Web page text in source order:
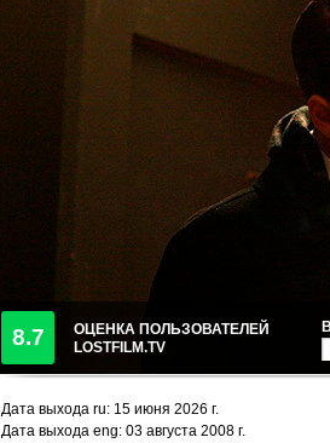
8.7
ОЦЕНКА ПОЛЬЗОВАТЕЛЕЙ
LOSTFILM.TV
Дата выхода ru: 15 июня 2026 г.
Дата выхода eng: 03 августа 2008 г.